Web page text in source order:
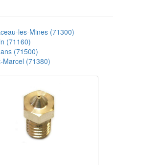
les-Mines (71300)
(71160)
(71500)
Marcel (71380)